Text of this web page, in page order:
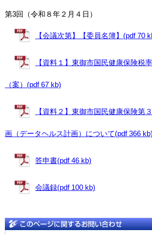
第3回（令和８年２月４日）
【会議次第】【委員名簿】(pdf 70
【資料１】東御市国民健康保険税
（案）(pdf 67 kb)
【資料２】東御市国民健康保険第
画（データヘルス計画）について(pdf 366 kb)
答申書(pdf 46 kb)
会議録(pdf 100 kb)